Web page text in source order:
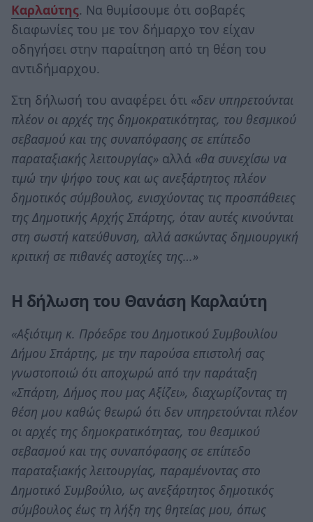
Καρλαύτης. Να θυμίσουμε ότι σοβαρές
διαφωνίες του με τον δήμαρχο τον είχαν
οδηγήσει στην παραίτηση από τη θέση του
αντιδήμαρχου.
Στη δήλωσή του αναφέρει ότι «δεν υπηρετούνται
πλέον οι αρχές της δημοκρατικότητας, του θεσμικού
σεβασμού και της συναπόφασης σε επίπεδο
παραταξιακής λειτουργίας» αλλά «θα συνεχίσω να
τιμώ την ψήφο τους και ως ανεξάρτητος πλέον
δημοτικός σύμβουλος, ενισχύοντας τις προσπάθειες
της Δημοτικής Αρχής Σπάρτης, όταν αυτές κινούνται
στη σωστή κατεύθυνση, αλλά ασκώντας δημιουργική
κριτική σε πιθανές αστοχίες της…»
Η δήλωση του Θανάση Καρλαύτη
«Αξιότιμη κ. Πρόεδρε του Δημοτικού Συμβουλίου
Δήμου Σπάρτης, με την παρούσα επιστολή σας
γνωστοποιώ ότι αποχωρώ από την παράταξη
«Σπάρτη, Δήμος που μας Αξίζει», διαχωρίζοντας τη
θέση μου καθώς θεωρώ ότι δεν υπηρετούνται πλέον
οι αρχές της δημοκρατικότητας, του θεσμικού
σεβασμού και της συναπόφασης σε επίπεδο
παραταξιακής λειτουργίας, παραμένοντας στο
Δημοτικό Συμβούλιο, ως ανεξάρτητος δημοτικός
σύμβουλος έως τη λήξη της θητείας μου, όπως